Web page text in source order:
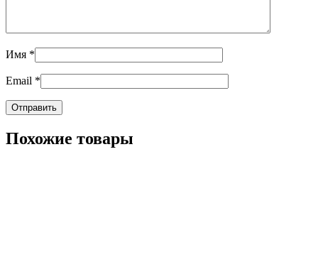
Имя *
Email *
Похожие товары